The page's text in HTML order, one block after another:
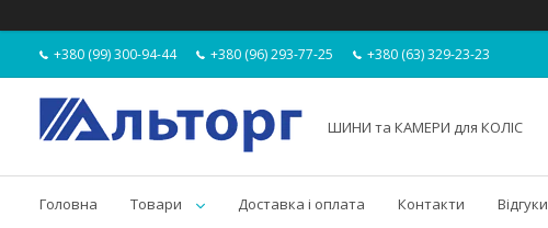
+380 (99) 300-94-44 +380 (96) 293-77-25 +380 (63) 329-23-23
ШИНИ та КАМЕРИ для КОЛІС
Головна Товари Доставка і оплата Контакти Відгуки